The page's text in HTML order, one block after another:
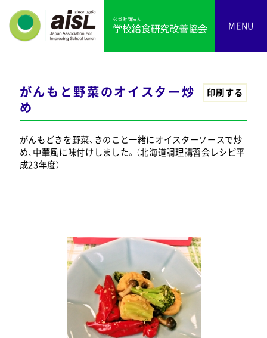
MENU
がんもと野菜のオイスター炒
め
印刷する
がんもどきを野菜、きのこと一緒にオイスターソースで炒
め、中華風に味付けしました。（北海道調理講習会レシピ平
成23年度）